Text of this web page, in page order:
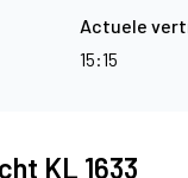
Actuele
15:15
KL 1633